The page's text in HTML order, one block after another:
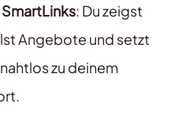
SmartLinks: Du zeigst
Angebote und setzt
zu deinem